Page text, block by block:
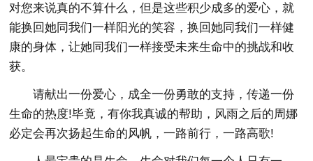
对您来说真的不算什么，但是这些积少成多的爱心，就
能换回她同我们一样阳光的笑容，换回她同我们一样健
康的身体，让她同我们一样接受未来生命中的挑战和收
获。
请献出一份爱心，成全一份勇敢的支持，传递一份
生命的热度!毕竟，有你我真诚的帮助，风雨之后的周娜
必定会再次扬起生命的风帆，一路前行，一路高歌!